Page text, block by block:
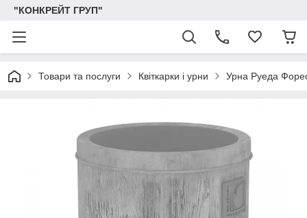
"КОНКРЕЙТ ГРУП"
Товари та послуги Квіткарки і урни Урна Руеда